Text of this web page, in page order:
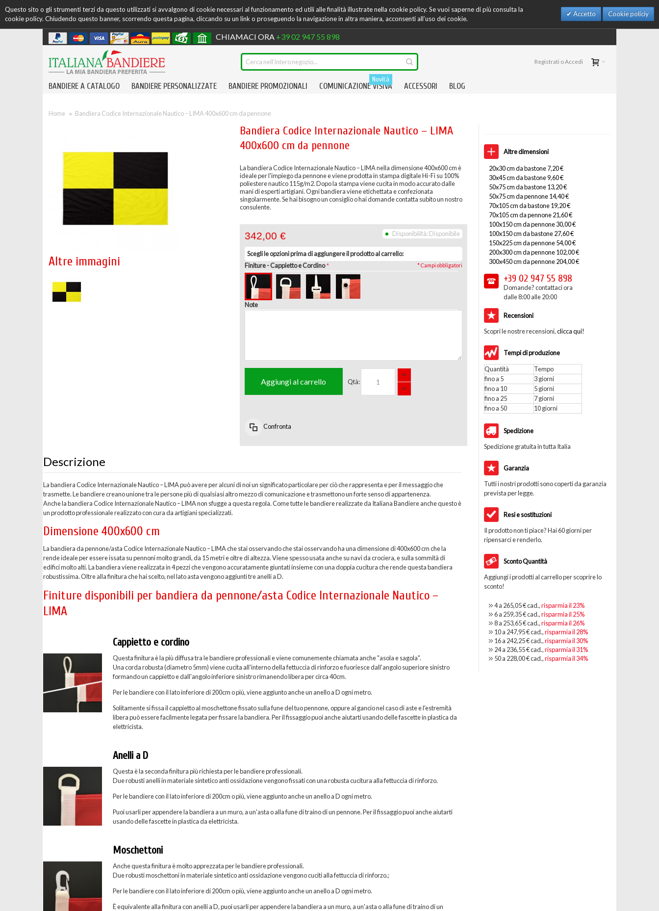
Questo sito o gli strumenti terzi da questo utilizzati si avvalgono di cookie necessari al funzionamento ed utili alle finalità illustrate nella cookie policy. Se vuoi saperne di più consulta la
cookie policy. Chiudendo questo banner, scorrendo questa pagina, cliccando su un link o proseguendo la navigazione in altra maniera, acconsenti all’uso dei cookie.
Accetto Cookie policiy
CHIAMACI ORA +39 02 947 55 898
Registrati o Accedi
BANDIERE A CATALOGO BANDIERE PERSONALIZZATE BANDIERE PROMOZIONALI COMUNICAZIONE VISIVA
Novità
ACCESSORI BLOG
Home Bandiera Codice Internazionale Nautico – LIMA 400x600 cm da pennone
Altre immagini
Bandiera Codice Internazionale Nautico – LIMA
400x600 cm da pennone
La bandiera Codice Internazionale Nautico – LIMA nella dimensione 400x600 cm è
ideale per l'impiego da pennone e viene prodotta in stampa digitale Hi-Fi su 100%
poliestere nautico 115g/m2. Dopo la stampa viene cucita in modo accurato dalle
mani di esperti artigiani. Ogni bandiera viene etichettata e confezionata
singolarmente. Se hai bisogno un consiglio o hai domande contatta subito un nostro
consulente.
Disponibilità: Disponibile
342,00 €
Scegli le opzioni prima di aggiungere il prodotto al carrello:
Finiture- Cappietto e Cordino
Note
* Campi obbligatori
Qtà:
Aggiungi al carrello
Confronta
Altre dimensioni
20x30 cm da bastone 7,20 €
30x45 cm da bastone 9,60 €
50x75 cm da bastone 13,20 €
50x75 cm da pennone 14,40 €
70x105 cm da bastone 19,20 €
70x105 cm da pennone 21,60 €
100x150 cm da pennone 30,00 €
100x150 cm da bastone 27,60 €
150x225 cm da pennone 54,00 €
200x300 cm da pennone 102,00 €
300x450 cm da pennone 204,00 €
+39 02 947 55 898
Domande? contattaci ora
dalle 8:00 alle 20:00
Recensioni
Scopri le nostre recensioni,clicca qui!
Tempi di produzione
Quantità
Tempo
fino a 5
3 giorni
fino a 10
5 giorni
fino a 25
7 giorni
fino a 50
10 giorni
Spedizione
Spedizione gratuita in tutta Italia
Garanzia
Tutti i nostri prodotti sono coperti da garanzia
prevista per legge.
Resi e sostituzioni
Il prodotto non ti piace? Hai 60 giorni per
ripensarci e renderlo.
Sconto Quantità
Aggiungi i prodotti al carrello per scoprire lo
sconto!
4 a 265,05 €cad.,risparmia il 23%
6 a 259,35 €cad.,risparmia il 25%
8 a 253,65 €cad.,risparmia il 26%
10 a 247,95 €cad.,risparmia il 28%
16 a 242,25 €cad.,risparmia il 30%
24 a 236,55 €cad.,risparmia il 31%
50 a 228,00 €cad.,risparmia il 34%
Descrizione
La bandiera Codice Internazionale Nautico – LIMA può avere per alcuni di noi un significato particolare per ciò che rappresenta e per il messaggio che
trasmette. Le bandiere creano unione tra le persone più di qualsiasi altro mezzo di comunicazione e trasmettono un forte senso di appartenenza.
Anche la bandiera Codice Internazionale Nautico – LIMA non sfugge a questa regola. Come tutte le bandiere realizzate da Italiana Bandiere anche questo è
un prodotto professionale realizzato con cura da artigiani specializzati.
Dimensione 400x600 cm
La bandiera da pennone/asta Codice Internazionale Nautico – LIMA che stai osservando che stai osservando ha una dimensione di 400x600 cm che la
rende ideale per essere issata su pennoni molto grandi, da 15 metri e oltre di altezza. Viene spesso usata anche su navi da crociera, e sulla sommità di
edifici molto alti. La bandiera viene realizzata in 4 pezzi che vengono accuratamente giuntati insieme con una doppia cucitura che rende questa bandiera
robustissima. Oltre alla finitura che hai scelto, nel lato asta vengono aggiunti tre anelli a D.
Finiture disponibili per bandiera da pennone/asta Codice Internazionale Nautico –
LIMA
Cappietto e cordino
Questa finitura è la più diffusa tra le bandiere professionali e viene comunemente chiamata anche "asola e sagola".
Una corda robusta (diametro 5mm) viene cucita all'interno della fettuccia di rinforzo e fuoriesce dall'angolo superiore sinistro
formando un cappietto e dall'angolo inferiore sinistro rimanendo libera per circa 40cm.
Per le bandiere con il lato inferiore di 200cm o più, viene aggiunto anche un anello a D ogni metro.
Solitamente si fissa il cappietto al moschettone fissato sulla fune del tuo pennone, oppure al gancio nel caso di aste e l'estremità
libera può essere facilmente legata per fissare la bandiera. Per il fissaggio puoi anche aiutarti usando delle fascette in plastica da
elettricista.
Anelli a D
Questa è la seconda finitura più richiesta per le bandiere professionali.
Due robusti anelli in materiale sintetico anti ossidazione vengono fissati con una robusta cucitura alla fettuccia di rinforzo.
Per le bandiere con il lato inferiore di 200cm o più, viene aggiunto anche un anello a D ogni metro.
Puoi usarli per appendere la bandiera a un muro, a un'asta o alla fune di traino di un pennone. Per il fissaggio puoi anche aiutarti
usando delle fascette in plastica da elettricista.
Moschettoni
Anche questa finitura è molto apprezzata per le bandiere professionali.
Due robusti moschettoni in materiale sintetico anti ossidazione vengono cuciti alla fettuccia di rinforzo.;
Per le bandiere con il lato inferiore di 200cm o più, viene aggiunto anche un anello a D ogni metro.
È equivalente alla finitura con anelli a D, puoi usarli per appendere la bandiera a un muro, a un'asta o alla fune di traino di un